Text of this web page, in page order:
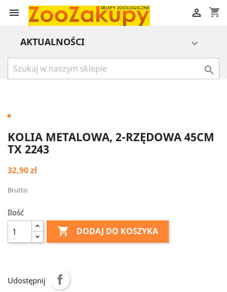
 shopping_cart

AKTUALNOŚCI 

KOLIA METALOWA, 2-RZĘDOWA 45CM
TX 2243
32,90 zł
Brutto
Ilość
 DODAJ DO KOSZYKA
Udostępnij